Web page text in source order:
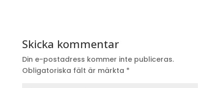
Skicka kommentar
Din e-postadress kommer inte publiceras.
Obligatoriska fält är märkta *